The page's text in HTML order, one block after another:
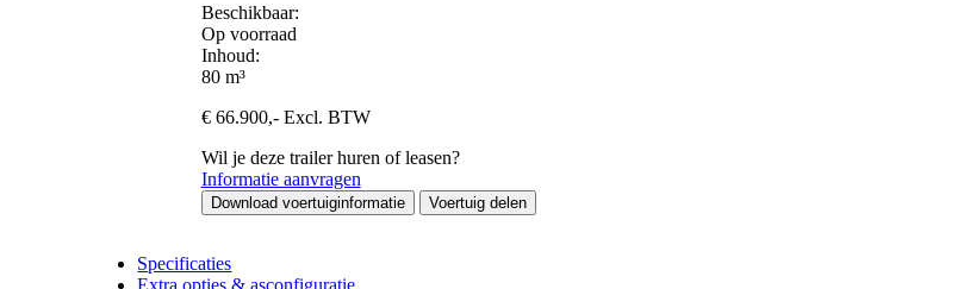
Beschikbaar:
Op voorraad
Inhoud:
80 m³
€66.900,- Excl. BTW
Wil je deze trailer huren of leasen?
Informatie aanvragen
Download voertuiginformatie Voertuig delen
Specificaties
Extra opties & asconfiguratie